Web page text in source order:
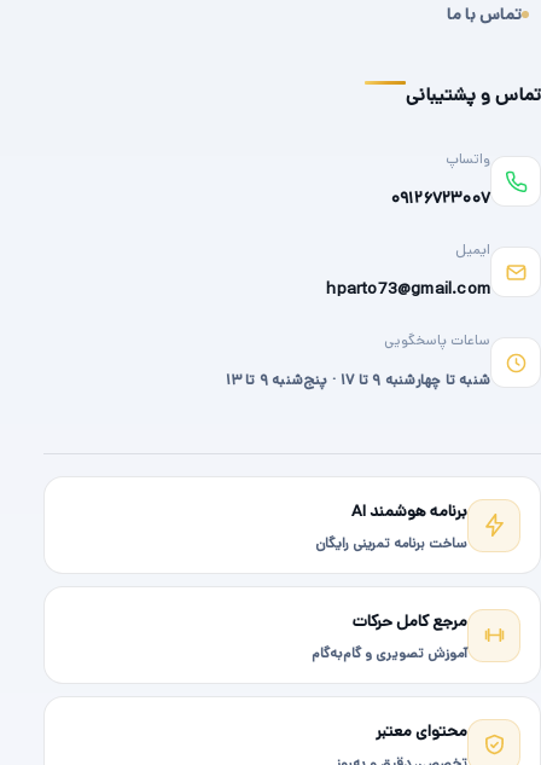
تماس با ما
تماس و پشتیبانی
واتساپ
۰۹۱۲۶۷۲۳۰۰۷
ایمیل
hparto73@gmail.com
ساعات پاسخگویی
شنبه تا چهارشنبه ۹ تا ۱۷ · پنج‌شنبه ۹ تا ۱۳
برنامه هوشمند AI
ساخت برنامه تمرینی رایگان
مرجع کامل حرکات
آموزش تصویری و گام‌به‌گام
محتوای معتبر